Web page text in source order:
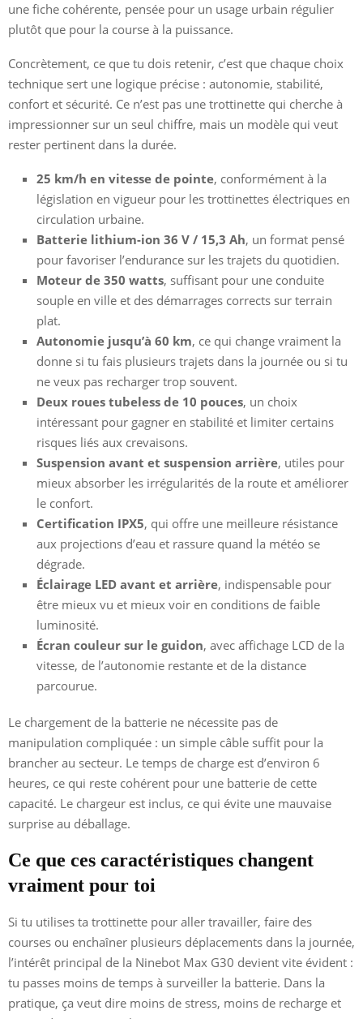
une fiche cohérente, pensée pour un usage urbain régulier
plutôt que pour la course à la puissance.
Concrètement, ce que tu dois retenir, c’est que chaque choix
technique sert une logique précise : autonomie, stabilité,
confort et sécurité. Ce n’est pas une trottinette qui cherche à
impressionner sur un seul chiffre, mais un modèle qui veut
rester pertinent dans la durée.
25 km/h en vitesse de pointe, conformément à la
législation en vigueur pour les trottinettes électriques en
circulation urbaine.
Batterie lithium-ion 36 V / 15,3 Ah, un format pensé
pour favoriser l’endurance sur les trajets du quotidien.
Moteur de 350 watts, suffisant pour une conduite
souple en ville et des démarrages corrects sur terrain
plat.
Autonomie jusqu’à 60 km, ce qui change vraiment la
donne si tu fais plusieurs trajets dans la journée ou si tu
ne veux pas recharger trop souvent.
Deux roues tubeless de 10 pouces, un choix
intéressant pour gagner en stabilité et limiter certains
risques liés aux crevaisons.
Suspension avant et suspension arrière, utiles pour
mieux absorber les irrégularités de la route et améliorer
le confort.
Certification IPX5, qui offre une meilleure résistance
aux projections d’eau et rassure quand la météo se
dégrade.
Éclairage LED avant et arrière, indispensable pour
être mieux vu et mieux voir en conditions de faible
luminosité.
Écran couleur sur le guidon, avec affichage LCD de la
vitesse, de l’autonomie restante et de la distance
parcourue.
Le chargement de la batterie ne nécessite pas de
manipulation compliquée : un simple câble suffit pour la
brancher au secteur. Le temps de charge est d’environ 6
heures, ce qui reste cohérent pour une batterie de cette
capacité. Le chargeur est inclus, ce qui évite une mauvaise
surprise au déballage.
Ce que ces caractéristiques changent
vraiment pour toi
Si tu utilises ta trottinette pour aller travailler, faire des
courses ou enchaîner plusieurs déplacements dans la journée,
l’intérêt principal de la Ninebot Max G30 devient vite évident :
tu passes moins de temps à surveiller la batterie. Dans la
pratique, ça veut dire moins de stress, moins de recharge et